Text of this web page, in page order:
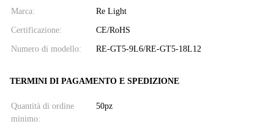
Marca: Re Light
Certificazione: CE/RoHS
Numero di modello: RE-GT5-9L6/RE-GT5-18L12
TERMINI DI PAGAMENTO E SPEDIZIONE
Quantità di ordine
minimo:
50pz